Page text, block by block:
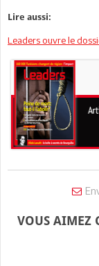
Lire aussi:
Leaders ouvre le
VOUS AIMEZ